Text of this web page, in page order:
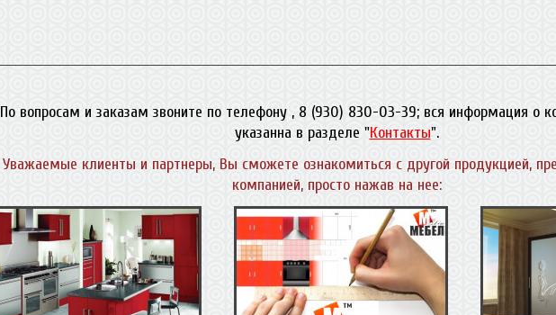
По вопросам и заказам звоните по телефону , 8 (930) 830-03-39; вся информация о
указанна в разделе "Контакты".
Уважаемые клиенты и партнеры, Вы сможете ознакомиться с другой продукцией,
компанией, просто нажав на нее: